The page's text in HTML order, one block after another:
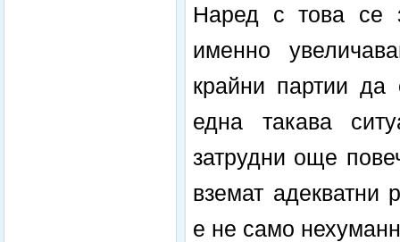
Наред с това се
именно
крайни партии да
една такава
затрудни още
вземат адекватни
е не само